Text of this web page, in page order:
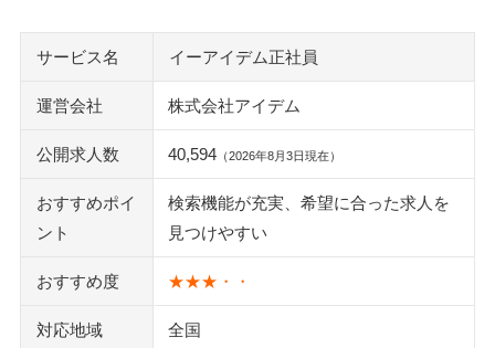
サービス名 イーアイデム正社員
運営会社 株式会社アイデム
公開求人数 40,594 （2026年8月3日現在）
おすすめポイ
ント
検索機能が充実、希望に合った求人を
見つけやすい
おすすめ度 ★★★・・
対応地域 全国